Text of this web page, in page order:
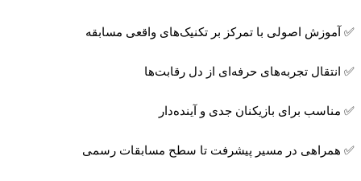
✅ آموزش اصولی با تمرکز بر تکنیک‌های واقعی مسابقه
✅ انتقال تجربه‌های حرفه‌ای از دل رقابت‌ها
✅ مناسب برای بازیکنان جدی و آینده‌دار
✅ همراهی در مسیر پیشرفت تا سطح مسابقات رسمی